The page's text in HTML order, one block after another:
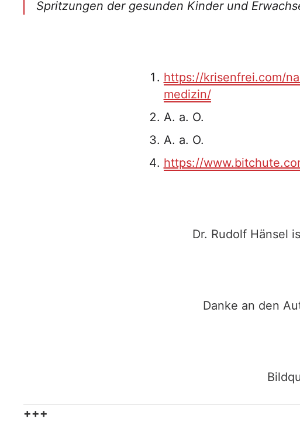
Spritzungen der gesunden Kinder und
https://krisenfrei.com/
medizin/
A. a. O.
A. a. O.
https://
Dr. Rudolf Hänsel
Danke an den
+++